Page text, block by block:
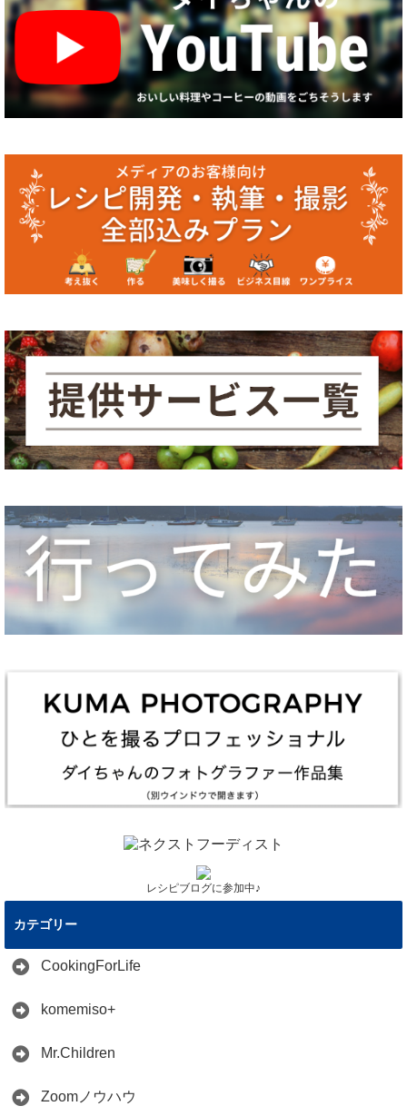
レシピブログに参加中♪
カテゴリー
CookingForLife
komemiso+
Mr.Children
Zoomノウハウ